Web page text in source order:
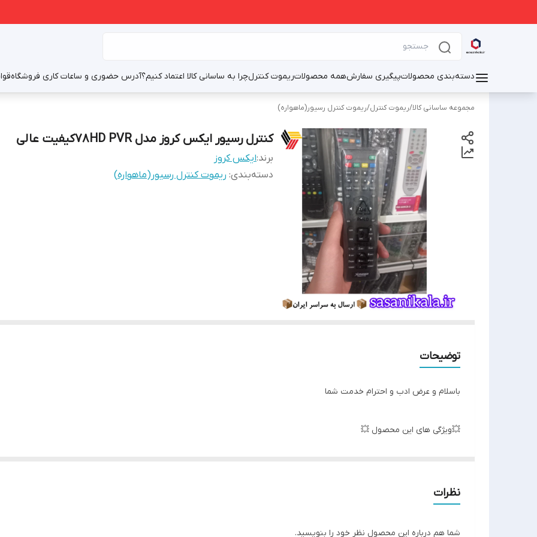
دسته‌بندی محصولاتپیگیری سفارشهمه محصولاتریموت کنترلچرا به ساسانی کالا اعتماد کنیم؟آدرس حضوری و ساعات کاری فروشگاه
مجموعه ساسانی کالا/ریموت کنترل/ریموت کنترل رسیور(ماهواره)
کنترل رسیور ایکس کروز مدل 78HD PVRکیفیت عالی
برند:ایکس کروز
دسته‌بندی: ریموت کنترل رسیور(ماهواره)
توضیحات
باسلام و عرض ادب و احترام خدمت شما
💥ویژگی های این محصول 💥
نظرات
شما هم درباره این محصول نظر خود را بنویسید.